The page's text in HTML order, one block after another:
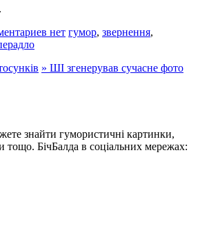
нет гумор, звернення,
» ШІ згенерував сучасне фото
знайти гумористичні картинки,
тощо. БічБалда в соціальних мережах: